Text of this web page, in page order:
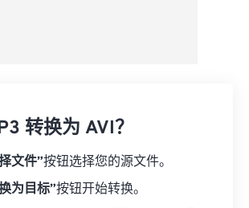
转换为 AVI？
文件”按钮选择您的源文件。
为目标”按钮开始转换。